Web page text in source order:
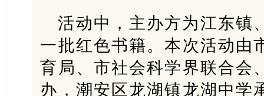
活动中，主办方为江东镇
一批红色书籍。本次活动由
育局、市社会科学界联合会
办，潮安区龙湖镇龙湖中学